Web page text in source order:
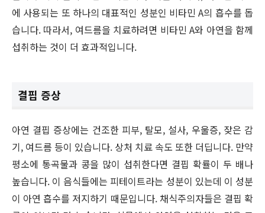
에 사용되는 또 하나의 대표적인 성분인 비타민 A의 흡수를 돕
습니다. 따라서, 여드름을 치료하려면 비타민 A와 아연을 함께
섭취하는 것이 더 효과적입니다.
결핍 증상
아연 결핍 증상에는 건조한 피부, 탈모, 설사, 우울증, 잦은 감
기, 여드름 등이 있습니다. 상처 치료 속도 또한 더딥니다. 만약
평소에 통곡물과 콩을 많이 섭취한다면 결핍 확률이 두 배나
높습니다. 이 음식들에는 피테이트라는 성분이 있는데 이 성분
이 아연 흡수를 저지하기 때문입니다. 채식주의자들은 결핍 확